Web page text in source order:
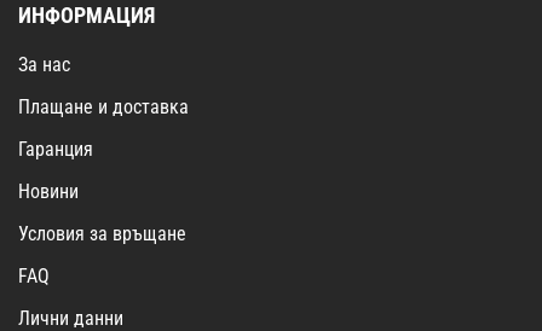
ИНФОРМАЦИЯ
За нас
Плащане и доставка
Гаранция
Новини
Условия за връщане
FAQ
Лични данни